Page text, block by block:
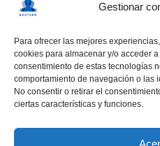
Gestionar
Para ofrecer las mejores
cookies para almacenar y/o acceder
consentimiento de estas tecnologías
comportamiento de navegación o las
No consentir o retirar el
ciertas características y funciones.
deskonektapp
THE HELP OF PEOPLE